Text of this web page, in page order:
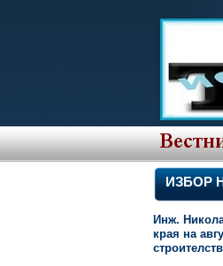
ИЗБОР
Инж.
края на